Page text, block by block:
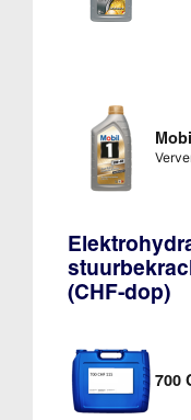
(CHF-dop)
700